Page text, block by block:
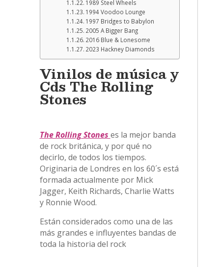
1989 Steel Wheels
1994 Voodoo Lounge
1997 Bridges to Babylon
2005 A Bigger Bang
2016 Blue & Lonesome
2023 Hackney Diamonds
Vinilos de música y
Cds The Rolling
Stones
The Rolling Stones es la mejor banda
de rock británica, y por qué no
decirlo, de todos los tiempos.
Originaria de Londres en los 60´s está
formada actualmente por Mick
Jagger, Keith Richards, Charlie Watts
y Ronnie Wood.
Están considerados como una de las
más grandes e influyentes bandas de
toda la historia del rock